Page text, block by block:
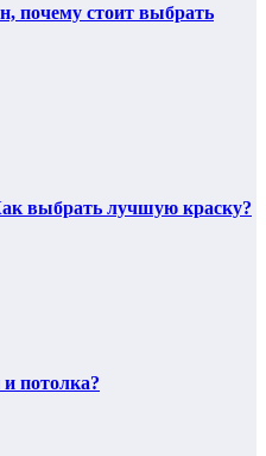
почему стоит выбрать
выбрать лучшую краску?
потолка?